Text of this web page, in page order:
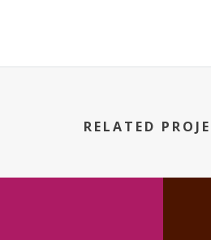
RELATED